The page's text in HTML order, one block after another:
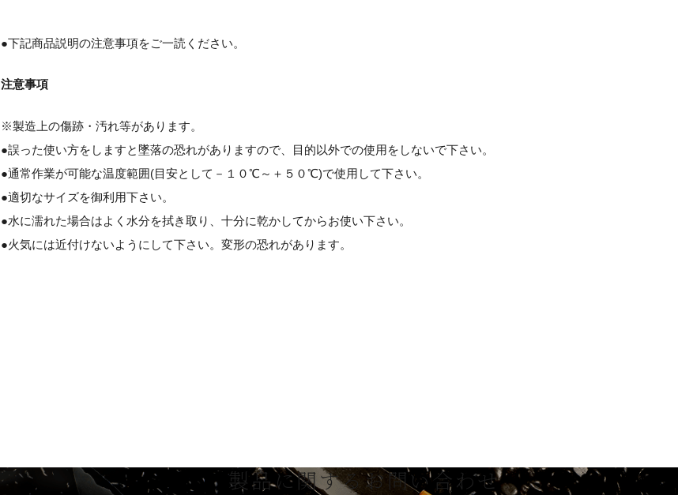
●下記商品説明の注意事項をご一読ください。
注意事項
※製造上の傷跡・汚れ等があります。
●誤った使い方をしますと墜落の恐れがありますので、目的以外での使用をしないで下さい。
●通常作業が可能な温度範囲(目安として－１０℃～＋５０℃)で使用して下さい。
●適切なサイズを御利用下さい。
●水に濡れた場合はよく水分を拭き取り、十分に乾かしてからお使い下さい。
●火気には近付けないようにして下さい。変形の恐れがあります。
製品に関するお問い合わせ